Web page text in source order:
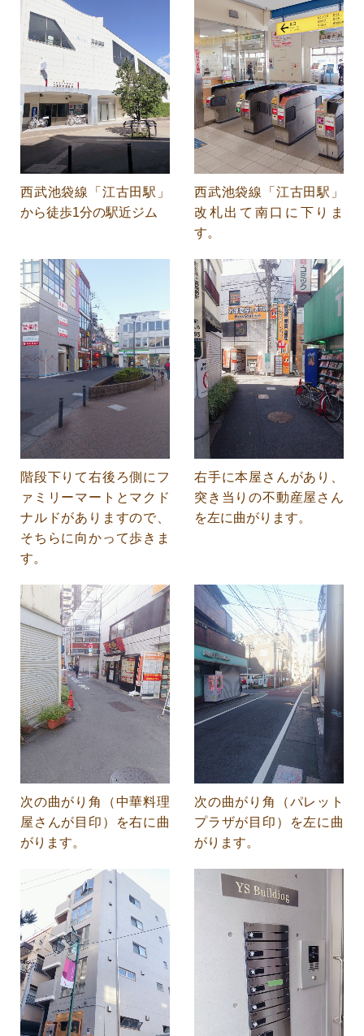
西武池袋線「江古田駅」
から徒歩1分の駅近ジム
西武池袋線「江古田駅」
改札出て南口に下りま
す。
階段下りて右後ろ側にフ
ァミリーマートとマクド
ナルドがありますので、
そちらに向かって歩きま
す。
右手に本屋さんがあり、
突き当りの不動産屋さん
を左に曲がります。
次の曲がり角（中華料理
屋さんが目印）を右に曲
がります。
次の曲がり角（パレット
プラザが目印）を左に曲
がります。